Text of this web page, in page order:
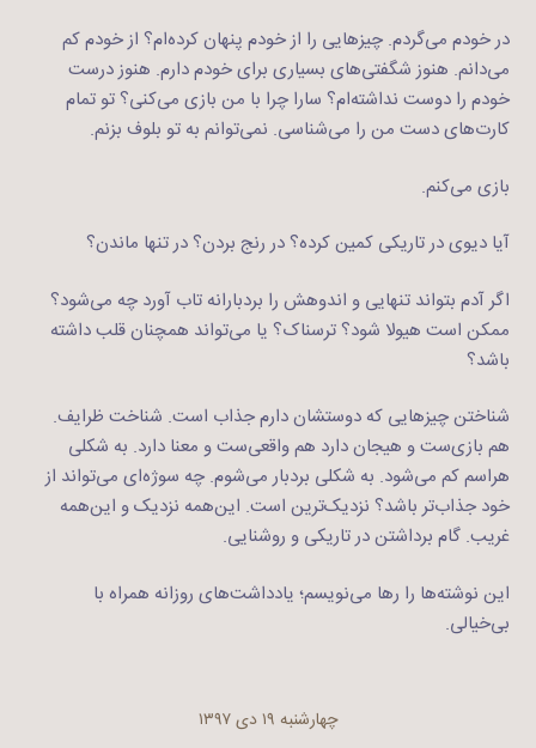
در خودم می‌گردم. چیزهایی را از خودم پنهان کرده‌ام؟ از خودم کم
می‌دانم. هنوز شگفتی‌های بسیاری برای خودم دارم. هنوز درست
خودم را دوست نداشته‌ام؟ سارا چرا با من بازی می‌کنی؟ تو تمام
کارت‌های دست من را می‌شناسی. نمی‌توانم به تو بلوف بزنم.
بازی می‌کنم.
آیا دیوی در تاریکی کمین کرده؟ در رنج بردن؟ در تنها ماندن؟
اگر آدم بتواند تنهایی و اندوهش را بردبارانه تاب آورد چه می‌شود؟
ممکن است هیولا شود؟ ترسناک؟ یا می‌تواند همچنان قلب داشته
باشد؟
شناختن چیزهایی که دوستشان دارم جذاب است. شناخت ظرایف.
هم بازی‌ست و هیجان دارد هم واقعی‌ست و معنا دارد. به ‌شکلی
هراسم کم می‌شود. به شکلی بردبار می‌شوم. چه سوژه‌ای می‌تواند از
خود جذاب‌تر باشد؟ نزدیک‌ترین است. این‌همه نزدیک و این‌همه
غریب. گام برداشتن در تاریکی و روشنایی.
این نوشته‌ها را رها می‌نویسم؛ یادداشت‌های روزانه همراه با
بی‌خیالی.
چهارشنبه ۱۹ دی ۱۳۹۷